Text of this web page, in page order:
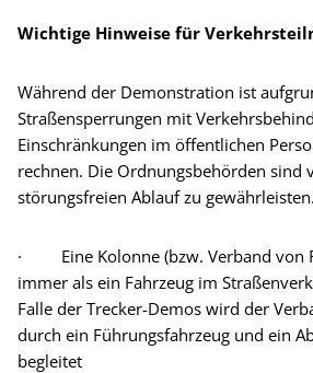
Wichtige Hinweise für
Während der Demonstration ist
Straßensperrungen mit
Einschränkungen im öffentlichen
rechnen. Die Ordnungsbehörden sind
störungsfreien Ablauf zu gewährleisten.
· Eine Kolonne (bzw. Verband von
immer als ein Fahrzeug im
Falle der Trecker-Demos wird der
durch ein Führungsfahrzeug und ein
begleitet